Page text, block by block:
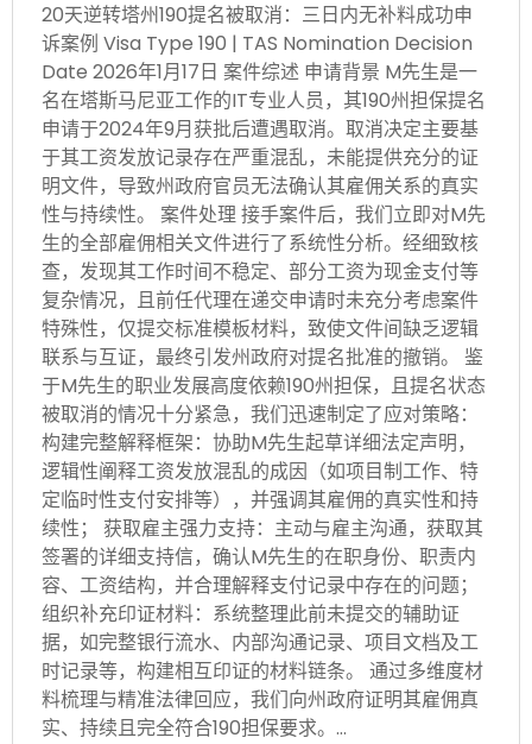
20天逆转塔州190提名被取消：三日内无补料成功申
诉案例 Visa Type 190 | TAS Nomination Decision
Date 2026年1月17日 案件综述 申请背景 M先生是一
名在塔斯马尼亚工作的IT专业人员，其190州担保提名
申请于2024年9月获批后遭遇取消。取消决定主要基
于其工资发放记录存在严重混乱，未能提供充分的证
明文件，导致州政府官员无法确认其雇佣关系的真实
性与持续性。 案件处理 接手案件后，我们立即对M先
生的全部雇佣相关文件进行了系统性分析。经细致核
查，发现其工作时间不稳定、部分工资为现金支付等
复杂情况，且前任代理在递交申请时未充分考虑案件
特殊性，仅提交标准模板材料，致使文件间缺乏逻辑
联系与互证，最终引发州政府对提名批准的撤销。 鉴
于M先生的职业发展高度依赖190州担保，且提名状态
被取消的情况十分紧急，我们迅速制定了应对策略：
构建完整解释框架：协助M先生起草详细法定声明，
逻辑性阐释工资发放混乱的成因（如项目制工作、特
定临时性支付安排等），并强调其雇佣的真实性和持
续性； 获取雇主强力支持：主动与雇主沟通，获取其
签署的详细支持信，确认M先生的在职身份、职责内
容、工资结构，并合理解释支付记录中存在的问题；
组织补充印证材料：系统整理此前未提交的辅助证
据，如完整银行流水、内部沟通记录、项目文档及工
时记录等，构建相互印证的材料链条。 通过多维度材
料梳理与精准法律回应，我们向州政府证明其雇佣真
实、持续且完全符合190担保要求。…